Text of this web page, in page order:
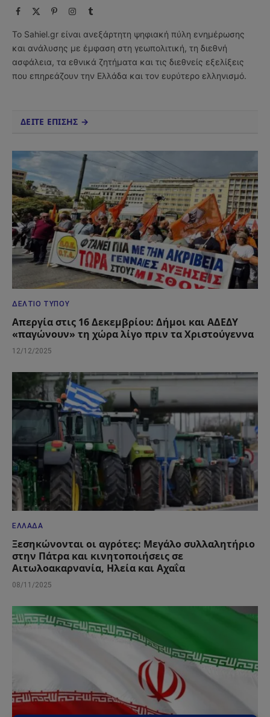
Facebook PinterestInstagram
Tumblr
Το Sahiel.gr είναι ανεξάρτητη ψηφιακή πύλη ενημέρωσης
και ανάλυσης με έμφαση στη γεωπολιτική, τη διεθνή
ασφάλεια, τα εθνικά ζητήματα και τις διεθνείς εξελίξεις
που επηρεάζουν την Ελλάδα και τον ευρύτερο ελληνισμό.
ΔΕΙΤΕ ΕΠΙΣΗΣ →
ΔΕΛΤΊΟ ΤΎΠΟΥ
Απεργία στις 16 Δεκεμβρίου: Δήμοι και ΑΔΕΔΥ
«παγώνουν» τη χώρα λίγο πριν τα Χριστούγεννα
12/12/2025
ΕΛΛΆΔΑ
Ξεσηκώνονται οι αγρότες: Μεγάλο συλλαλητήριο
στην Πάτρα και κινητοποιήσεις σε
Αιτωλοακαρνανία, Ηλεία και Αχαΐα
08/11/2025